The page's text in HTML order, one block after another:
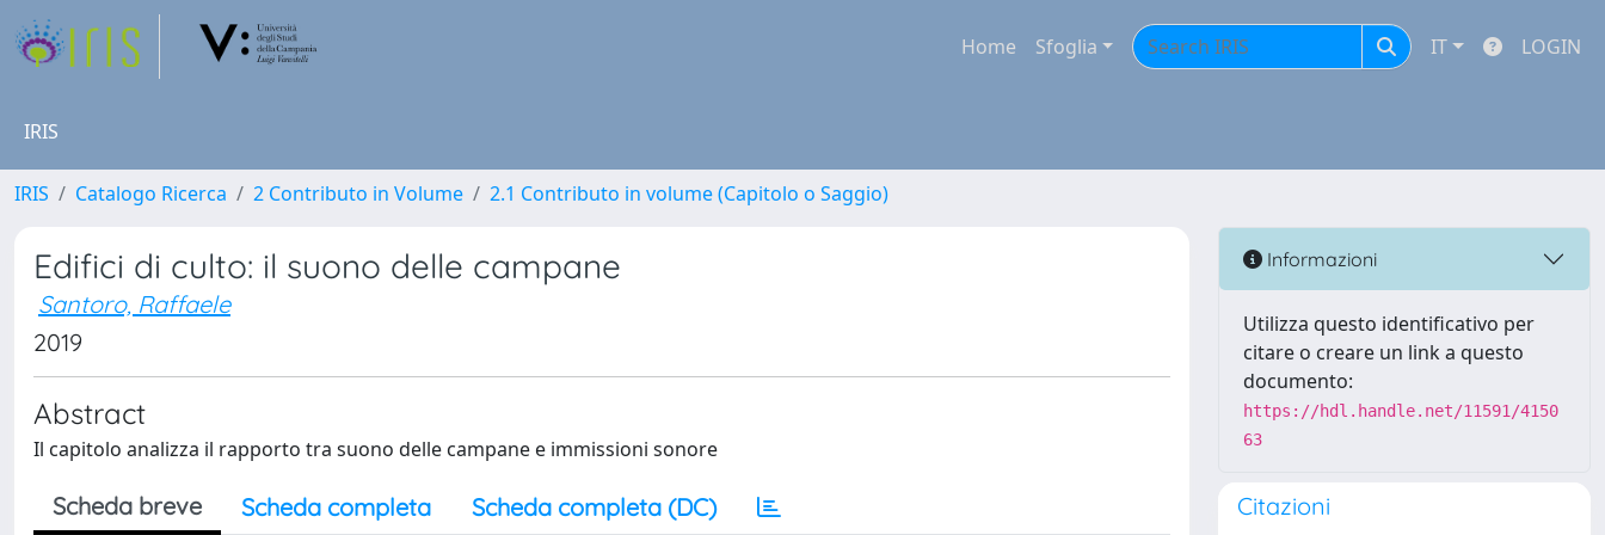
Home Sfoglia IT LOGIN
IRIS
IRIS Catalogo Ricerca 2 Contributo in Volume 2.1 Contributo in volume (Capitolo o Saggio)
Edifici di culto: il suono delle campane
Santoro, Raffaele
2019
Abstract
Il capitolo analizza il rapporto tra suono delle campane e immissioni sonore
Scheda breve Scheda completa Scheda completa (DC)
Informazioni
Utilizza questo identificativo per
citare o creare un link a questo
documento:
https://hdl.handle.net/11591/4150
63
Citazioni